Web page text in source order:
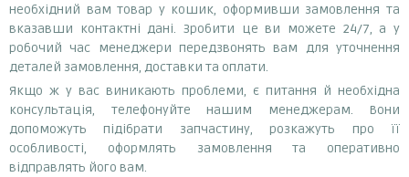
необхідний вам товар у кошик, оформивши замовлення та
вказавши контактні дані. Зробити це ви можете 24/7, а у
робочий час менеджери передзвонять вам для уточнення
деталей замовлення, доставки та оплати.
Якщо ж у вас виникають проблеми, є питання й необхідна
консультація, телефонуйте нашим менеджерам. Вони
допоможуть підібрати запчастину, розкажуть про її
особливості, оформлять замовлення та оперативно
відправлять його вам.